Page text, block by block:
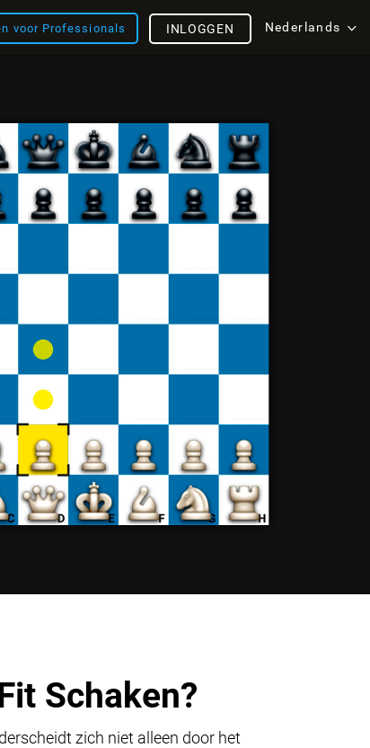
voor Professionals Nederlands
INLOGGEN
Schaken?
zich niet alleen door het